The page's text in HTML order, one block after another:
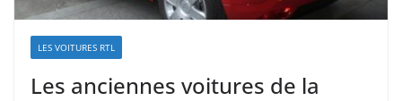
LES VOITURES RTL
Les anciennes voitures de la